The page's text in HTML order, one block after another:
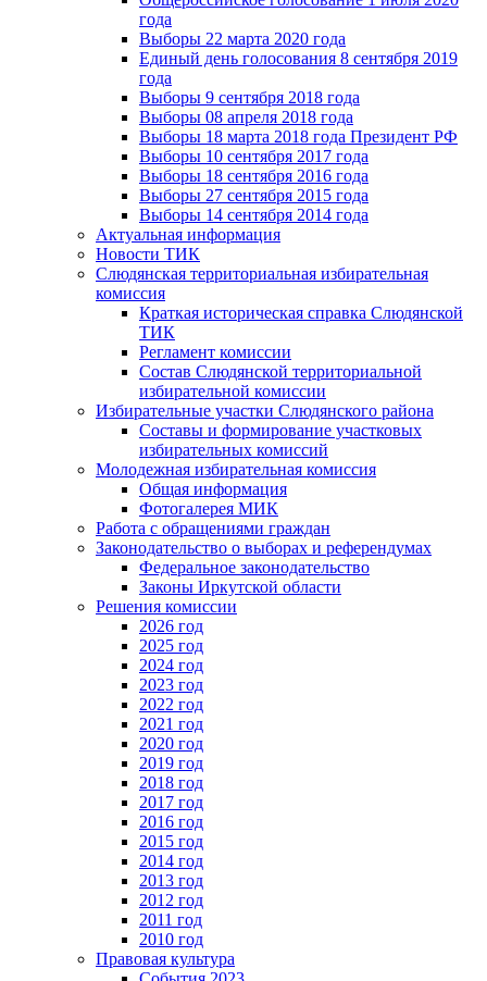
года
Выборы 22 марта 2020 года
Единый день голосования 8 сентября 2019
года
Выборы 9 сентября 2018 года
Выборы 08 апреля 2018 года
Выборы 18 марта 2018 года Президент РФ
Выборы 10 сентября 2017 года
Выборы 18 сентября 2016 года
Выборы 27 сентября 2015 года
Выборы 14 сентября 2014 года
Актуальная информация
Новости ТИК
Слюдянская территориальная избирательная
комиссия
Краткая историческая справка Слюдянской
ТИК
Регламент комиссии
Состав Слюдянской территориальной
избирательной комиссии
Избирательные участки Слюдянского района
Составы и формирование участковых
избирательных комиссий
Молодежная избирательная комиссия
Общая информация
Фотогалерея МИК
Работа с обращениями граждан
Законодательство о выборах и референдумах
Федеральное законодательство
Законы Иркутской области
Решения комиссии
2026 год
2025 год
2024 год
2023 год
2022 год
2021 год
2020 год
2019 год
2018 год
2017 год
2016 год
2015 год
2014 год
2013 год
2012 год
2011 год
2010 год
Правовая культура